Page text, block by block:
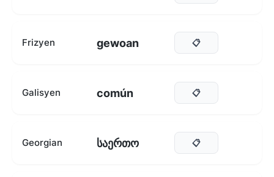
Frizyen gewoan 📋
Galisyen común 📋
Georgian საერთო 📋